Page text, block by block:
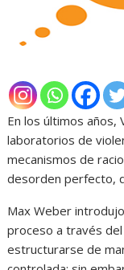
En los últimos años,
laboratorios de
mecanismos de
desorden perfecto,
Max Weber
proceso a través
estructurarse de